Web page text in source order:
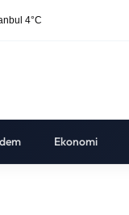
4°C
Ekonomi